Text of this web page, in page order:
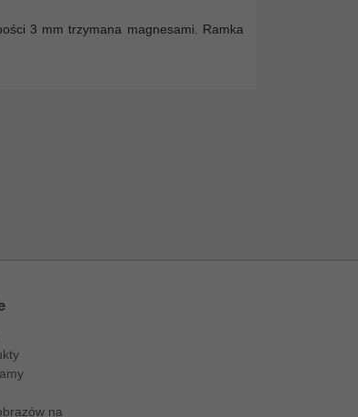
3 mm trzymana magnesami. Ramka
na